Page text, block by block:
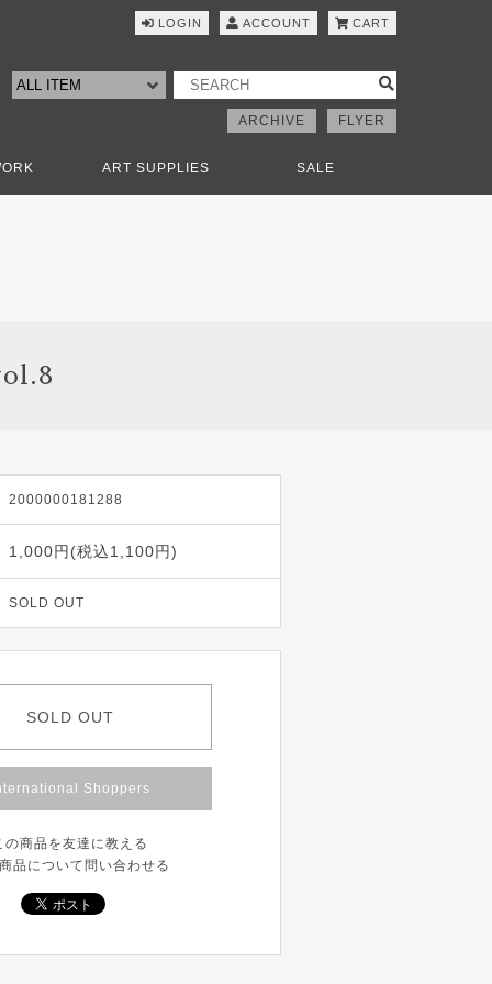
LOGIN ACCOUNT CART
ARCHIVE FLYER
ART SUPPLIES SALE
2000000181288
1,000円(税込1,100円)
SOLD OUT
SOLD OUT
Shoppers
の商品を友達に教える
品について問い合わせる